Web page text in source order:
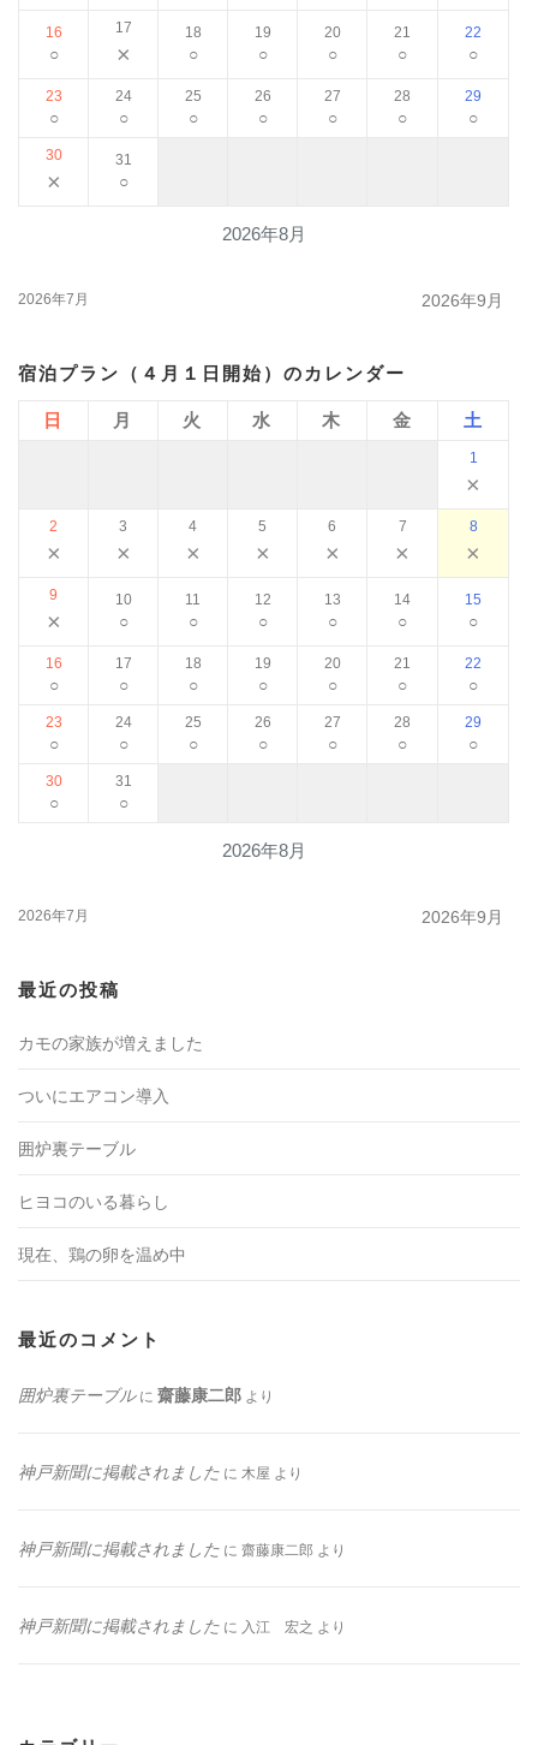
2026年8月
16
○
17
×
18
○
19
○
20
○
21
○
22
○
23
○
24
○
25
○
26
○
27
○
28
○
29
○
30
×
31
○
2026年7月 2026年9月
宿泊プラン（４月１日開始）のカレンダー
2026年8月
日 月 火 水 木 金 土
1
×
2
×
3
×
4
×
5
×
6
×
7
×
8
×
9
×
10
○
11
○
12
○
13
○
14
○
15
○
16
○
17
○
18
○
19
○
20
○
21
○
22
○
23
○
24
○
25
○
26
○
27
○
28
○
29
○
30
○
31
○
2026年7月 2026年9月
最近の投稿
カモの家族が増えました
ついにエアコン導入
囲炉裏テーブル
ヒヨコのいる暮らし
現在、鶏の卵を温め中
最近のコメント
囲炉裏テーブルに 齋藤康二郎 より
神戸新聞に掲載されました に 木屋 より
神戸新聞に掲載されました に 齋藤康二郎 より
神戸新聞に掲載されました に 入江 宏之 より